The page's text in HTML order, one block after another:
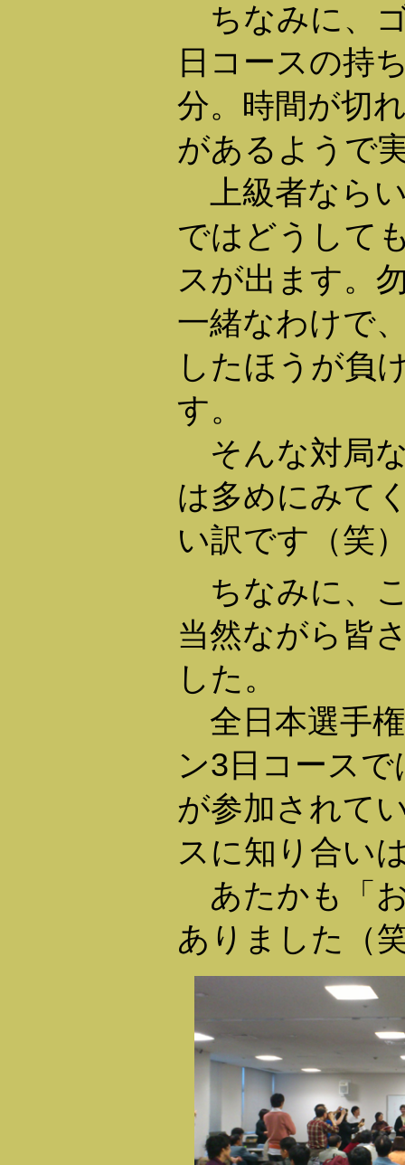
ちなみに、
日コースの持
分。時間が切
があるようで
上級者なら
ではどうして
スが出ます。
一緒なわけで
したほうが負
す。
そんな対局
は多めにみて
い訳です（笑
ちなみに、
当然ながら皆
した。
全日本選手
ン3日コース
が参加されて
スに知り合い
あたかも「
ありました（